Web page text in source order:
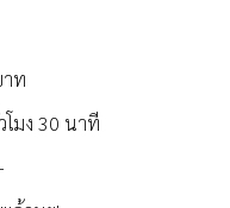
าท
โมง 30 นาที